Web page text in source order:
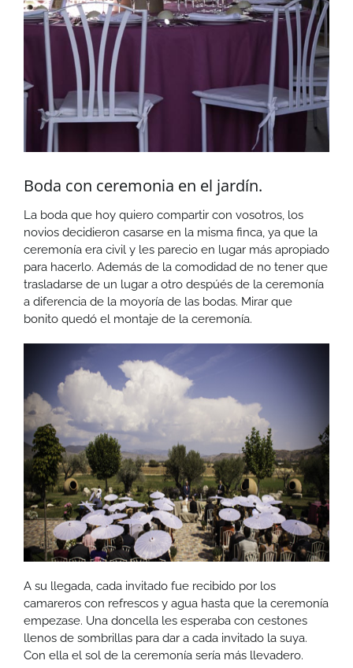
Boda con ceremonia en el jardín.
La boda que hoy quiero compartir con vosotros, los
novios decidieron casarse en la misma finca, ya que la
ceremonía era civil y les parecio en lugar más apropiado
para hacerlo. Además de la comodidad de no tener que
trasladarse de un lugar a otro despúés de la ceremonía
a diferencia de la moyoría de las bodas. Mirar que
bonito quedó el montaje de la ceremonía.
A su llegada, cada invitado fue recibido por los
camareros con refrescos y agua hasta que la ceremonía
empezase. Una doncella les esperaba con cestones
llenos de sombrillas para dar a cada invitado la suya.
Con ella el sol de la ceremonía sería más llevadero.